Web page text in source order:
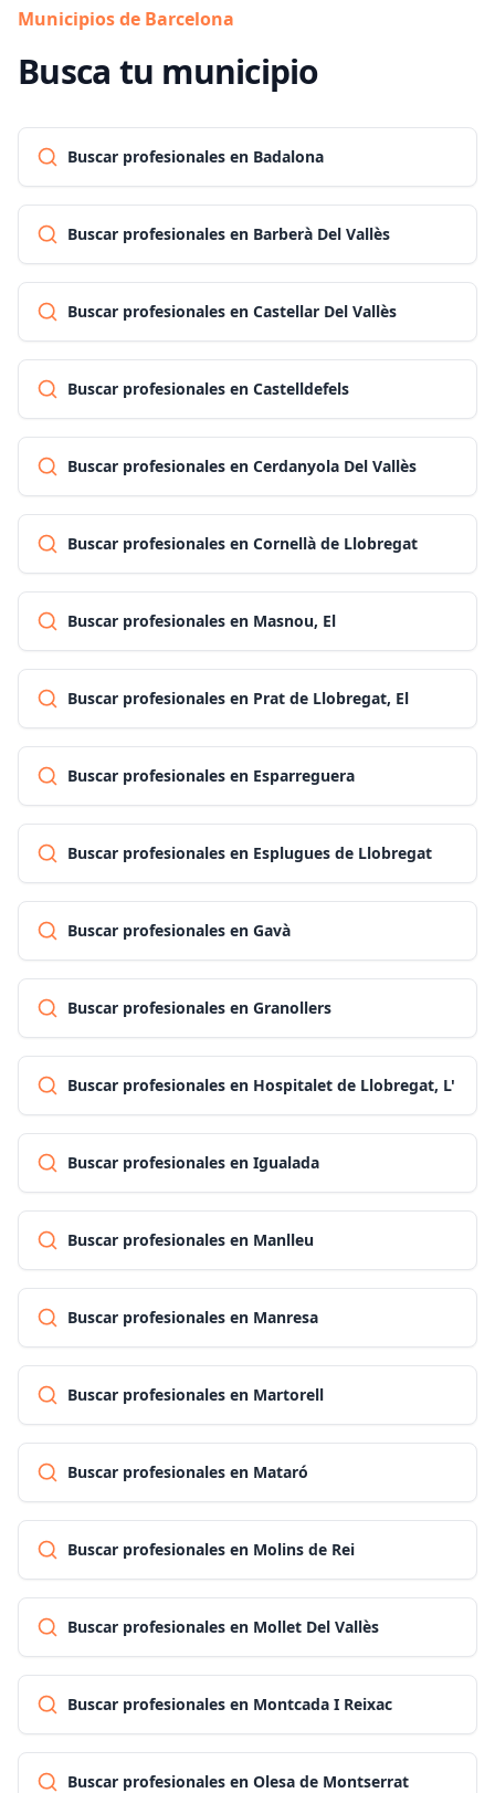
Municipios de Barcelona
Busca tu municipio
Buscar profesionales en Badalona
Buscar profesionales en Barberà Del Vallès
Buscar profesionales en Castellar Del Vallès
Buscar profesionales en Castelldefels
Buscar profesionales en Cerdanyola Del Vallès
Buscar profesionales en Cornellà de Llobregat
Buscar profesionales en Masnou, El
Buscar profesionales en Prat de Llobregat, El
Buscar profesionales en Esparreguera
Buscar profesionales en Esplugues de Llobregat
Buscar profesionales en Gavà
Buscar profesionales en Granollers
Buscar profesionales en Hospitalet de Llobregat, L'
Buscar profesionales en Igualada
Buscar profesionales en Manlleu
Buscar profesionales en Manresa
Buscar profesionales en Martorell
Buscar profesionales en Mataró
Buscar profesionales en Molins de Rei
Buscar profesionales en Mollet Del Vallès
Buscar profesionales en Montcada I Reixac
Buscar profesionales en Olesa de Montserrat